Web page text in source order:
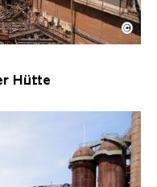
Hütte mit
Hütte | Karl
©
Hütte